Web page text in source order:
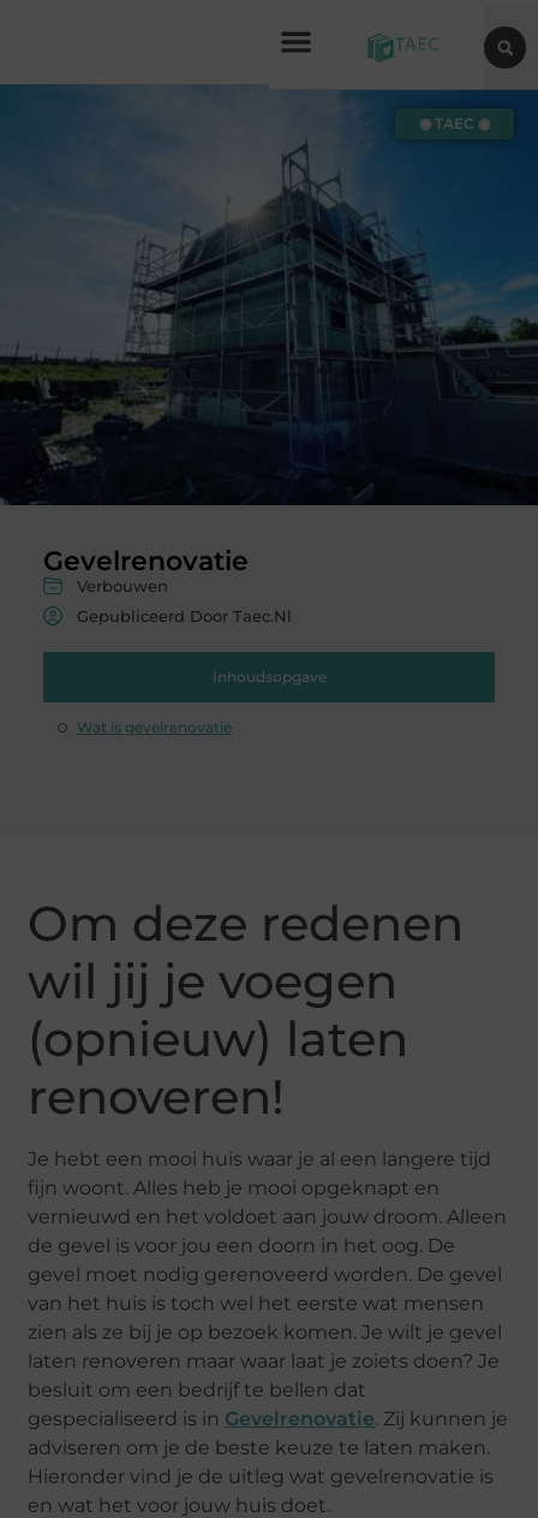
Gevelrenovatie
Verbouwen
Gepubliceerd Door Taec.nl
Inhoudsopgave
Wat is gevelrenovatie
◉ TAEC ◉
Om deze redenen
wil jij je voegen
(opnieuw) laten
renoveren!
Je hebt een mooi huis waar je al een langere tijd
fijn woont. Alles heb je mooi opgeknapt en
vernieuwd en het voldoet aan jouw droom. Alleen
de gevel is voor jou een doorn in het oog. De
gevel moet nodig gerenoveerd worden. De gevel
van het huis is toch wel het eerste wat mensen
zien als ze bij je op bezoek komen. Je wilt je gevel
laten renoveren maar waar laat je zoiets doen? Je
besluit om een bedrijf te bellen dat
gespecialiseerd is in Gevelrenovatie. Zij kunnen je
adviseren om je de beste keuze te laten maken.
Hieronder vind je de uitleg wat gevelrenovatie is
en wat het voor jouw huis doet.